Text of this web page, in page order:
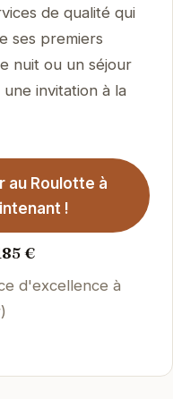
de qualité qui
ses premiers
nuit ou un séjour
invitation à la
au Roulotte à
!
€
d'excellence à